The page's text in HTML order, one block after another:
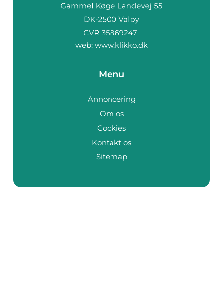
web: www.klikko.dk
Menu
Annoncering
Om os
Cookies
Kontakt os
Sitemap